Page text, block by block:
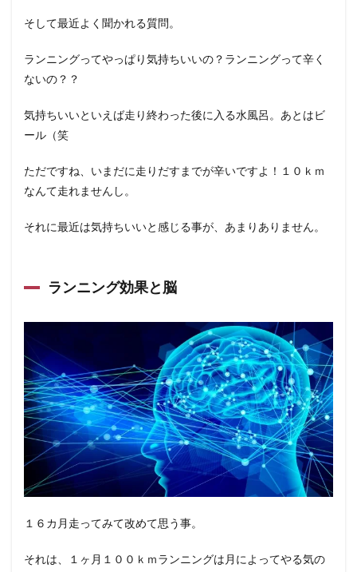
そして最近よく聞かれる質問。
ランニングってやっぱり気持ちいいの？ランニングって辛く
ないの？？
気持ちいいといえば走り終わった後に入る水風呂。あとはビ
ール（笑
ただですね、いまだに走りだすまでが辛いですよ！１０ｋｍ
なんて走れませんし。
それに最近は気持ちいいと感じる事が、あまりありません。
ランニング効果と脳
１６カ月走ってみて改めて思う事。
それは、１ヶ月１００ｋｍランニングは月によってやる気の